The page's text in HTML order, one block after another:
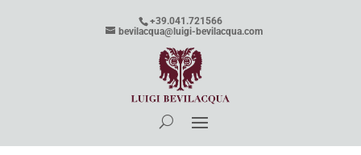
+39.041.721566
bevilacqua@luigi-bevilacqua.com